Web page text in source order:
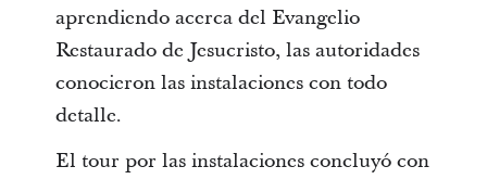
aprendiendo acerca del Evangelio
Restaurado de Jesucristo, las autoridades
conocieron las instalaciones con todo
detalle.
El tour por las instalaciones concluyó con